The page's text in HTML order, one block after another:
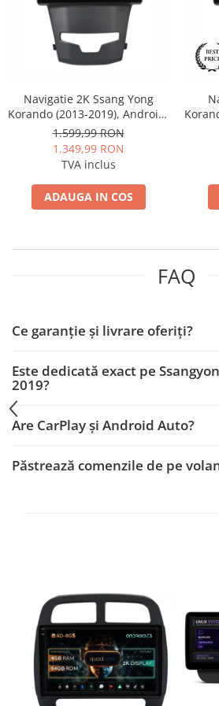
Land Rover
Isuzu
Subaru
Fiat
Jeep
Volvo
Daihatsu
Dodge
Navigații auto universale
Navigatie 2K Ssang Yong
Korando (2013-2019), Android,
S-Quadcore / 4GB RAM +
64GB ROM, 9.5 Inch - AD-
BGS90042K+AD-BGRKIT441
1.599,99 RON
1.349,99 RON
TVA inclus
ADAUGA IN COS
A-
FAQ
Ce garanție și livrare oferiți?
Este dedicată exact pe
2019?
Are CarPlay și Android Auto?
Păstrează comenzile de pe